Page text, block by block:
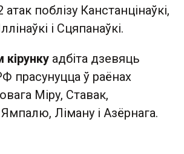
атак поблізу Канстанцінаўкі,
і Сцяпанаўкі.
кірунку адбіта дзевяць
прасунуцца ў раёнах
Міру, Ставак,
Ліману і Азёрнага.